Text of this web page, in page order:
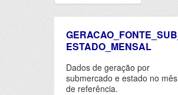
GERACAO_FONTE_SUB_
ESTADO_MENSAL
Dados de geração por
submercado e estado no mês
de referência.